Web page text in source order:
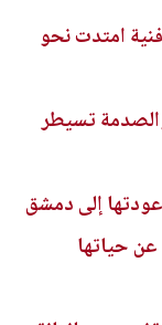
امتدت نحو
تسيطر
إلى دمشق
حياتها